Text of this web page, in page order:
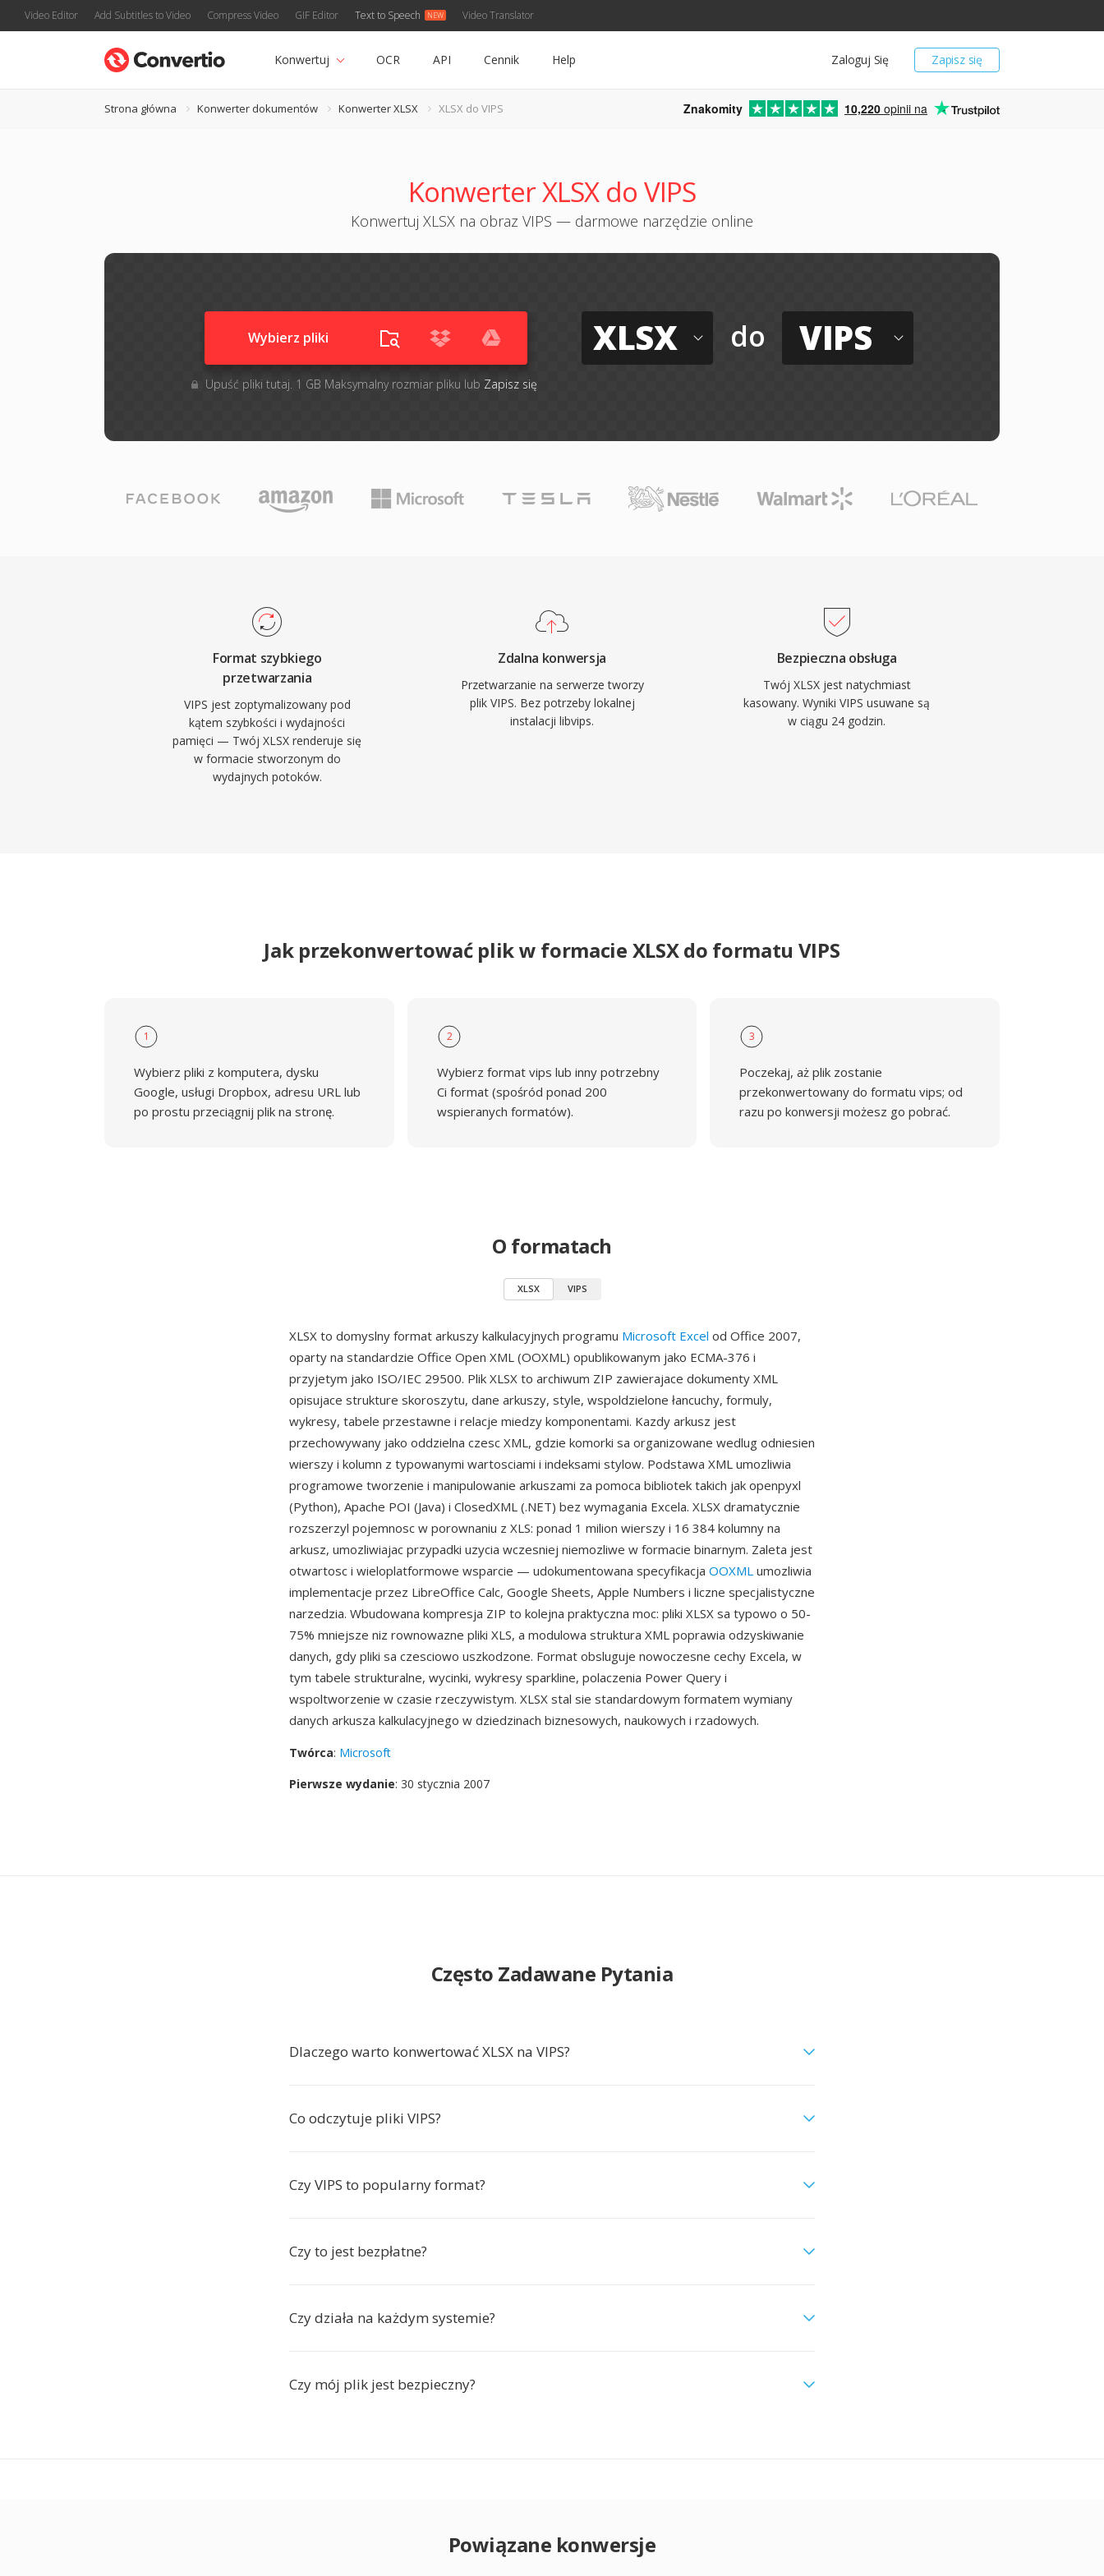
Video Editor Add Subtitles to Video Compress Video GIF Editor Text to Speech Video Translator
Zapisz się
Zaloguj Się
Konwertuj OCR API Cennik Help
Strona główna Konwerter dokumentów Konwerter XLSX XLSX do VIPS Znakomity 10,220 opinii na
Konwerter XLSX do VIPS
Konwertuj XLSX na obraz VIPS — darmowe narzędzie online
Wybierz pliki
Upuść pliki tutaj. 1 GB Maksymalny rozmiar pliku lub Zapisz się
XLSX do VIPS
Format szybkiego
przetwarzania
VIPS jest zoptymalizowany pod
kątem szybkości i wydajności
pamięci — Twój XLSX renderuje się
w formacie stworzonym do
wydajnych potoków.
Zdalna konwersja
Przetwarzanie na serwerze tworzy
plik VIPS. Bez potrzeby lokalnej
instalacji libvips.
Bezpieczna obsługa
Twój XLSX jest natychmiast
kasowany. Wyniki VIPS usuwane są
w ciągu 24 godzin.
Jak przekonwertować plik w formacie XLSX do formatu VIPS
1
Wybierz pliki z komputera, dysku
Google, usługi Dropbox, adresu URL lub
po prostu przeciągnij plik na stronę.
2
Wybierz format vips lub inny potrzebny
Ci format (spośród ponad 200
wspieranych formatów).
3
Poczekaj, aż plik zostanie
przekonwertowany do formatu vips; od
razu po konwersji możesz go pobrać.
O formatach
XLSX VIPS
XLSX to domyslny format arkuszy kalkulacyjnych programu Microsoft Excel od Office 2007,
oparty na standardzie Office Open XML (OOXML) opublikowanym jako ECMA-376 i
przyjetym jako ISO/IEC 29500. Plik XLSX to archiwum ZIP zawierajace dokumenty XML
opisujace strukture skoroszytu, dane arkuszy, style, wspoldzielone łancuchy, formuly,
wykresy, tabele przestawne i relacje miedzy komponentami. Kazdy arkusz jest
przechowywany jako oddzielna czesc XML, gdzie komorki sa organizowane wedlug odniesien
wierszy i kolumn z typowanymi wartosciami i indeksami stylow. Podstawa XML umozliwia
programowe tworzenie i manipulowanie arkuszami za pomoca bibliotek takich jak openpyxl
(Python), Apache POI (Java) i ClosedXML (.NET) bez wymagania Excela. XLSX dramatycznie
rozszerzyl pojemnosc w porownaniu z XLS: ponad 1 milion wierszy i 16 384 kolumny na
arkusz, umozliwiajac przypadki uzycia wczesniej niemozliwe w formacie binarnym. Zaleta jest
otwartosc i wieloplatformowe wsparcie — udokumentowana specyfikacja OOXML umozliwia
implementacje przez LibreOffice Calc, Google Sheets, Apple Numbers i liczne specjalistyczne
narzedzia. Wbudowana kompresja ZIP to kolejna praktyczna moc: pliki XLSX sa typowo o 50-
75% mniejsze niz rownowazne pliki XLS, a modulowa struktura XML poprawia odzyskiwanie
danych, gdy pliki sa czesciowo uszkodzone. Format obsluguje nowoczesne cechy Excela, w
tym tabele strukturalne, wycinki, wykresy sparkline, polaczenia Power Query i
wspoltworzenie w czasie rzeczywistym. XLSX stal sie standardowym formatem wymiany
danych arkusza kalkulacyjnego w dziedzinach biznesowych, naukowych i rzadowych.
Twórca: Microsoft
Pierwsze wydanie: 30 stycznia 2007
Często Zadawane Pytania
Dlaczego warto konwertować XLSX na VIPS?
Co odczytuje pliki VIPS?
Czy VIPS to popularny format?
Czy to jest bezpłatne?
Czy działa na każdym systemie?
Czy mój plik jest bezpieczny?
Powiązane konwersje